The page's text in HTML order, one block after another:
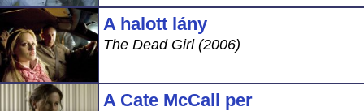
A halott lány
The Dead Girl (2006)
A Cate McCall per